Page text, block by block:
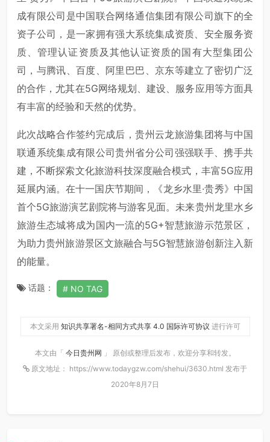
成有限公司是中国联合网络通信集团有限公司旗下的全
资子公司，是一家拥有强大系统集成资质、安全服务资
质、管理认证资质及其他认证资质的国有大型集团公
司，与腾讯、百度、阿里巴巴、京东等建立了密切广泛
的合作，尤其在5G网络规划、建设、服务应用等方面具
有丰富的经验和天然的优势。
此次战略合作签约完成后，贵州云龙旅游集团将与中国
联通系统集成有限公司贵州省分公司强强联手、携手共
建，不断探索文化旅游科技深度融合模式，丰富5G应用
延展内涵。在十一国庆节期间，《龙乡水里·贵秀》中国
首个5G旅游演艺剧院将与游客见面。未来贵州龙里水乡
旅游生态城将成为国内一流的5G+智慧旅游示范景区，
为助力贵州旅游景区文旅融合与5G智慧旅游创新注入新
的能量。
话题： NO TAG
本文采用 知识共享署名-相同方式共享 4.0 国际许可协议 进行许可
本文由「 今日贵州网 」 原创或整理后发布，欢迎分享和转发。
原文地址： https://www.todaygzw.com/shehui/3630.html 发布于
2020年8月7日